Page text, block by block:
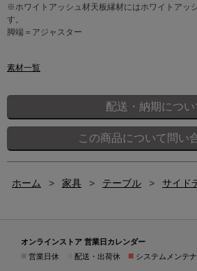
※ホワイトアッシュ材天板縁材にはホワイトアッ
す。
脚端＝アジャスター
素材一覧
ホーム > 家具 > テーブル > サイド
オンラインストア 営業日カレンダー
営業日休 配送・出荷休 ■ システムメンテ